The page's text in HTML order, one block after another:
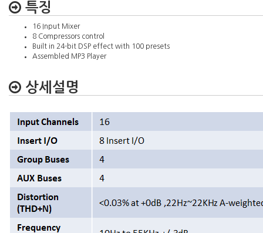
특징
16 Input Mixer
8 Compressors control
Built in 24-bit DSP effect with 100 presets
Assembled MP3 Player
상세설명